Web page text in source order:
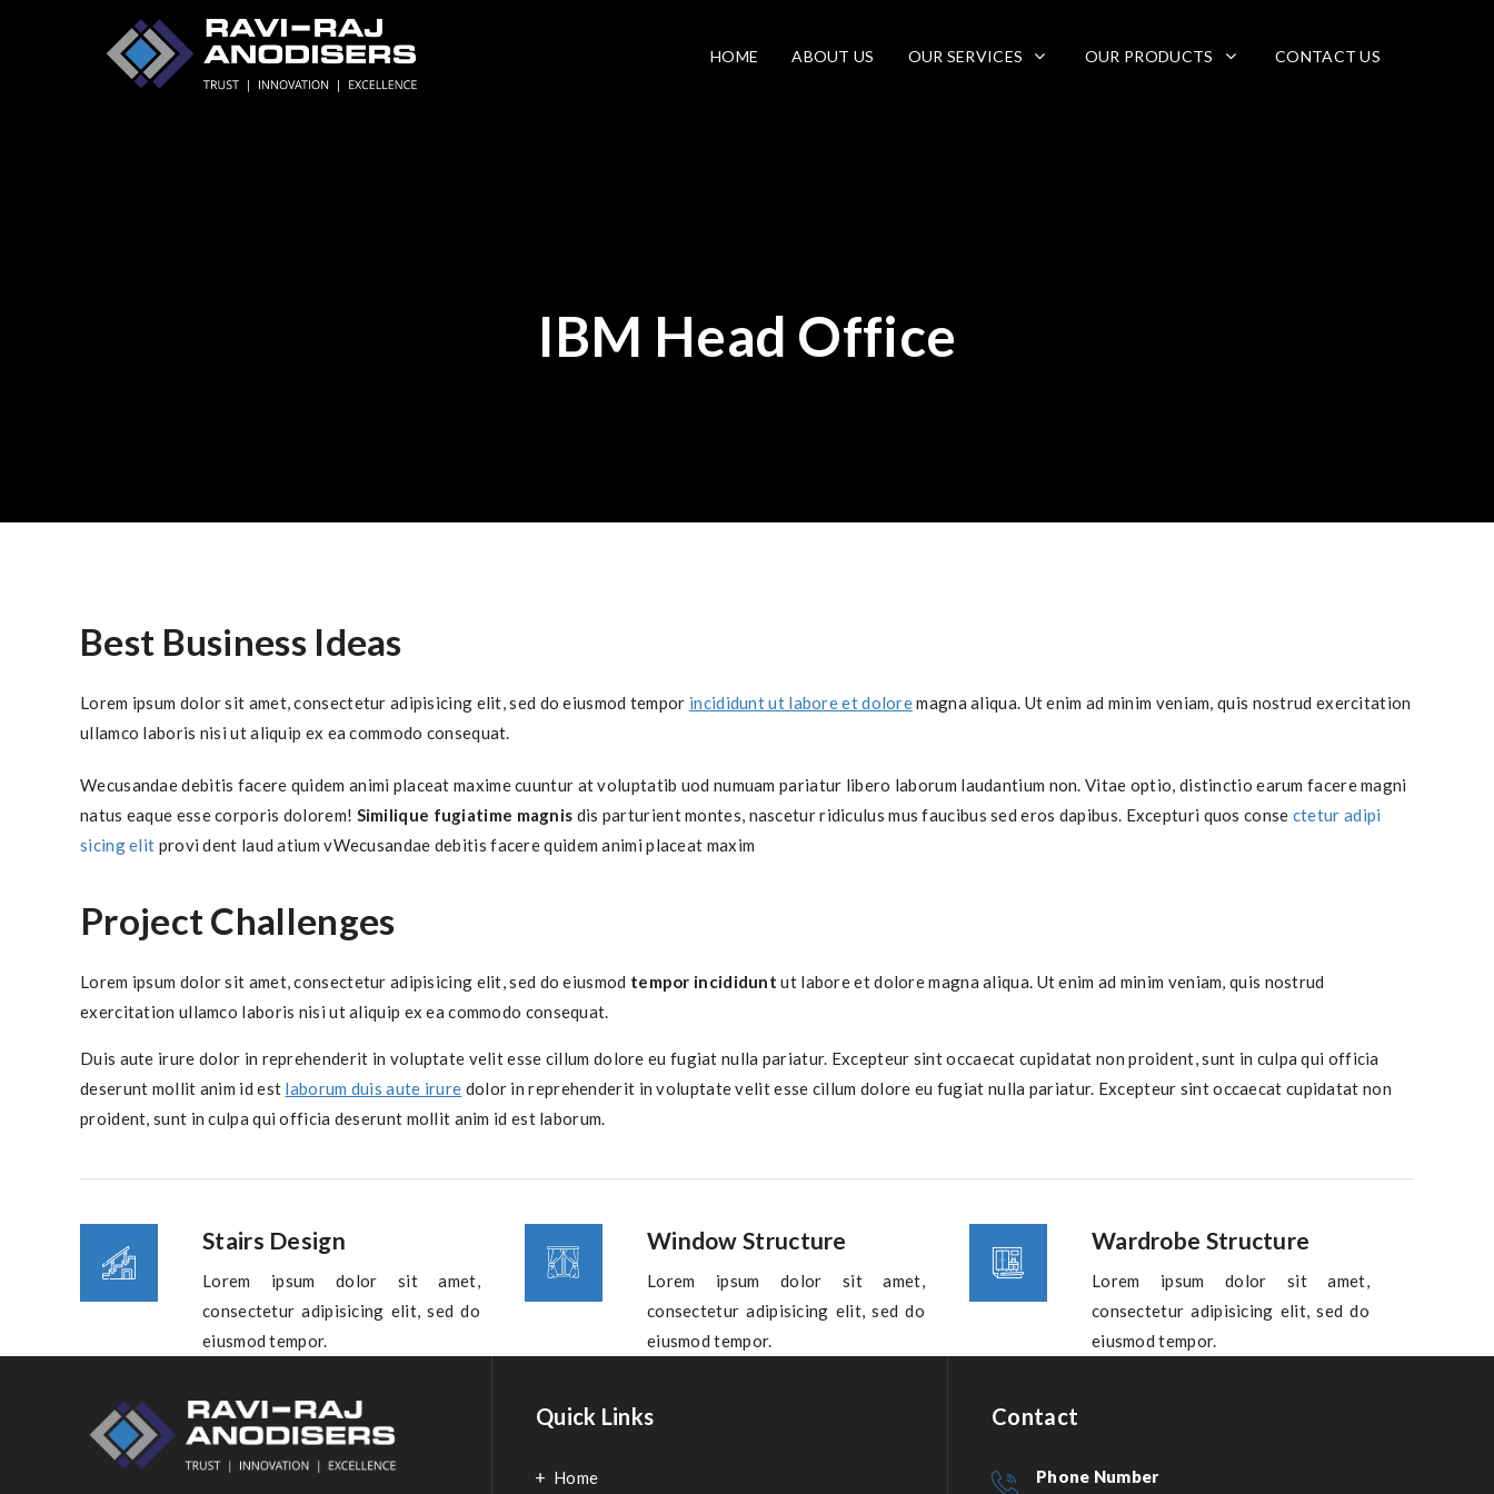
HOME ABOUT US OUR SERVICES OUR PRODUCTS CONTACT US
IBM Head Office
Best Business Ideas
Lorem ipsum dolor sit amet, consectetur adipisicing elit, sed do eiusmod tempor incididunt ut labore et doloremagna aliqua. Ut enim ad minim veniam, quis nostrud exercitation
ullamco laboris nisi ut aliquip ex ea commodo consequat.
Wecusandae debitis facere quidem animi placeat maxime cuuntur at voluptatib uod numuam pariatur libero laborum laudantium non. Vitae optio, distinctio earum facere magni
natus eaque esse corporis dolorem! Similique fugiatime magnis dis parturient montes, nascetur ridiculus mus faucibus sed eros dapibus. Excepturi quos conse ctetur adipi
sicing elit provi dent laud atium vWecusandae debitis facere quidem animi placeat maxim
Project Challenges
Lorem ipsum dolor sit amet, consectetur adipisicing elit, sed do eiusmod tempor incididunt ut labore et dolore magna aliqua. Ut enim ad minim veniam, quis nostrud
exercitation ullamco laboris nisi ut aliquip ex ea commodo consequat.
Duis aute irure dolor in reprehenderit in voluptate velit esse cillum dolore eu fugiat nulla pariatur. Excepteur sint occaecat cupidatat non proident, sunt in culpa qui officia
deserunt mollit anim id est laborum duis aute irure dolor in reprehenderit in voluptate velit esse cillum dolore eu fugiat nulla pariatur. Excepteur sint occaecat cupidatat non
proident, sunt in culpa qui officia deserunt mollit anim id est laborum.
Stairs Design
Lorem ipsum dolor sit amet,
consectetur adipisicing elit, sed do
eiusmod tempor.
Window Structure
Lorem ipsum dolor sit amet,
consectetur adipisicing elit, sed do
eiusmod tempor.
Wardrobe Structure
Lorem ipsum dolor sit amet,
consectetur adipisicing elit, sed do
eiusmod tempor.
Quick Links
Home
Contact
Phone Number